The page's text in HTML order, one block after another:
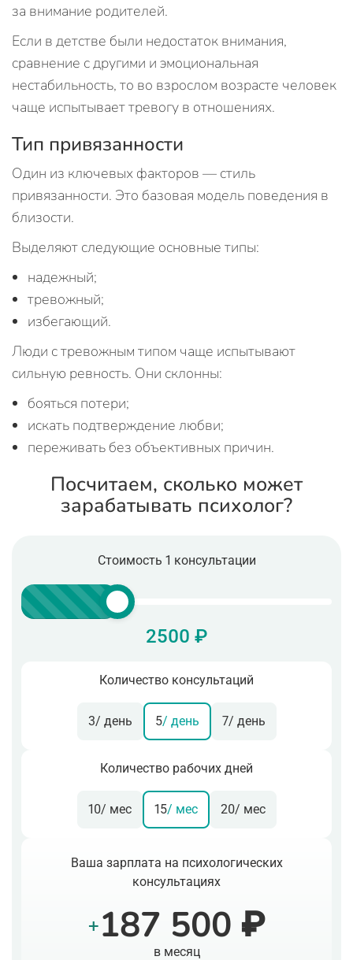
за внимание родителей.
Если в детстве были недостаток внимания,
сравнение с другими и эмоциональная
нестабильность, то во взрослом возрасте человек
чаще испытывает тревогу в отношениях.
Тип привязанности
Один из ключевых факторов — стиль
привязанности. Это базовая модель поведения в
близости.
Выделяют следующие основные типы:
надежный;
тревожный;
избегающий.
Люди с тревожным типом чаще испытывают
сильную ревность. Они склонны:
бояться потери;
искать подтверждение любви;
переживать без объективных причин.
Посчитаем, сколько может
зарабатывать психолог?
Стоимость 1 консультации
2500 ₽
Количество консультаций
3/ день 5/ день 7/ день
Количество рабочих дней
10/ мес 15/ мес 20/ мес
Ваша зарплата на психологических
консультациях
+187 500 ₽
в месяц